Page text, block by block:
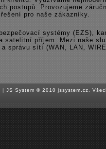
postupů. Provozujeme
pro naše zákazníky.
systémy (EZS),
satelitní příjem. Mezi naše
správu sítí (WAN, LAN,
| JS System © 2010 jssystem.cz.